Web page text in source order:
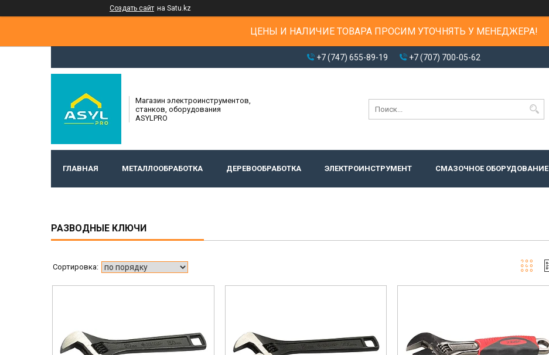
Создать сайт на Satu.kz
ЦЕНЫ И НАЛИЧИЕ ТОВАРА ПРОСИМ УТОЧНЯТЬ У МЕНЕДЖЕРА!
+7 (747) 655-89-19 +7 (707) 700-05-62
Магазин электроинструментов,
станков, оборудования
ASYLPRO
ГЛАВНАЯ МЕТАЛЛООБРАБОТКА ДЕРЕВООБРАБОТКА ЭЛЕКТРОИНСТРУМЕНТ СМАЗОЧНОЕ ОБОРУДОВАНИЕ
РАЗВОДНЫЕ КЛЮЧИ